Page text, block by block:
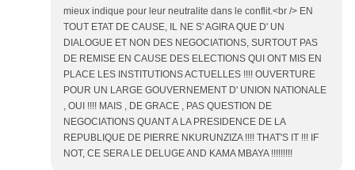
mieux indique pour leur neutralite dans le conflit.<br /> EN
TOUT ETAT DE CAUSE, IL NE S' AGIRA QUE D' UN
DIALOGUE ET NON DES NEGOCIATIONS, SURTOUT PAS
DE REMISE EN CAUSE DES ELECTIONS QUI ONT MIS EN
PLACE LES INSTITUTIONS ACTUELLES !!!! OUVERTURE
POUR UN LARGE GOUVERNEMENT D' UNION NATIONALE
, OUI !!!! MAIS , DE GRACE , PAS QUESTION DE
NEGOCIATIONS QUANT A LA PRESIDENCE DE LA
REPUBLIQUE DE PIERRE NKURUNZIZA !!!! THAT'S IT !!! IF
NOT, CE SERA LE DELUGE AND KAMA MBAYA !!!!!!!!!